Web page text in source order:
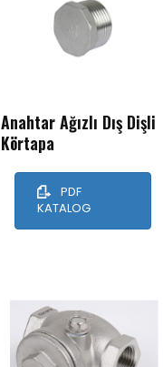
Anahtar Ağızlı Dış Dişli
Körtapa
PDF
KATALOG